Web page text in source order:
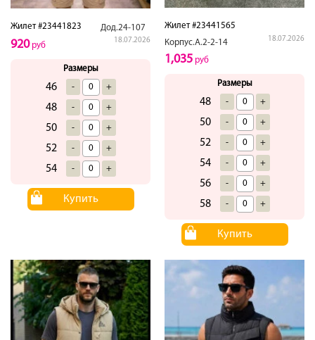
Жилет #23441823 Дод.24-107
18.07.2026
920руб
Размеры
46 - +
48 - +
50 - +
52 - +
54 - +
Купить
Жилет #23441565
Корпус.А.2-2-14
18.07.2026
1,035 руб
Размеры
48 - +
50 - +
52 - +
54 - +
56 - +
58 - +
Купить